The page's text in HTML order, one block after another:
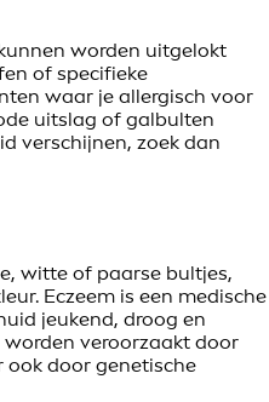
worden uitgelokt
of specifieke
waar je allergisch voor
uitslag of galbulten
verschijnen, zoek dan
witte of paarse bultjes,
Eczeem is een medische
jeukend, droog en
veroorzaakt door
ook door genetische